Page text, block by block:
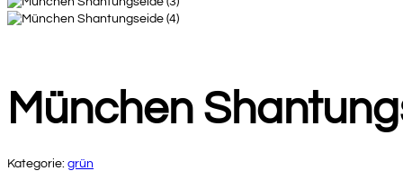
München
Kategorie: grün